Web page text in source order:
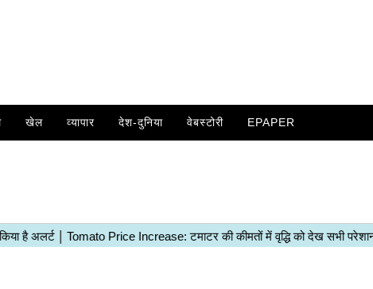
खेल व्यापार देश-दुनिया वेबस्टोरी EPAPER